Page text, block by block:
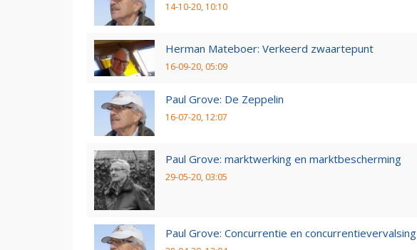
14-10-20, 10:10
Herman Mateboer: Verkeerd zwaartepunt
16-09-20, 05:09
Paul Grove: De Zeppelin
16-07-20, 12:07
Paul Grove: marktwerking en marktbescherming
29-05-20, 03:05
Paul Grove: Concurrentie en concurrentievervalsing